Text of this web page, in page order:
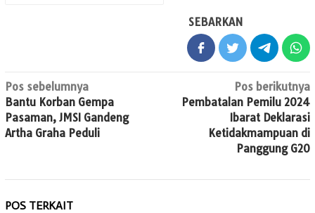
SEBARKAN
Navigasi
pos
Pos sebelumnya
Bantu Korban Gempa
Pasaman, JMSI Gandeng
Artha Graha Peduli
Pos berikutnya
Pembatalan Pemilu 2024
Ibarat Deklarasi
Ketidakmampuan di
Panggung G20
POS TERKAIT